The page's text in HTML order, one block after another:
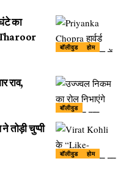
बॉलीवुड होम
का
Tharoor
बॉलीवुड
राव,
बॉलीवुड होम
चुप्पी